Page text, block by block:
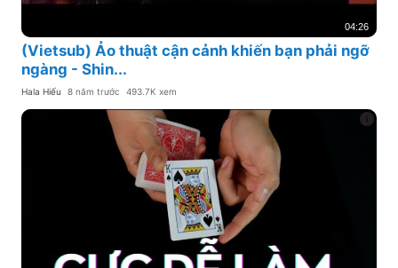
04:26
(Vietsub) Ảo thuật cận cảnh khiến bạn phải ngỡ
ngàng - Shin...
Hala Hiếu 8 năm trước 493.7K xem